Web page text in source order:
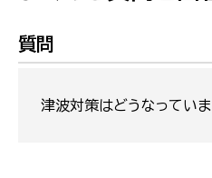
質問
津波対策はどうなっていま